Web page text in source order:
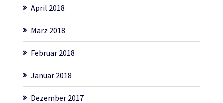
April 2018
März 2018
Februar 2018
Januar 2018
Dezember 2017